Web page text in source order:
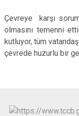
Çevreye karşı
olmasını temenni
kutluyor, tüm
çevrede huzurlu bir